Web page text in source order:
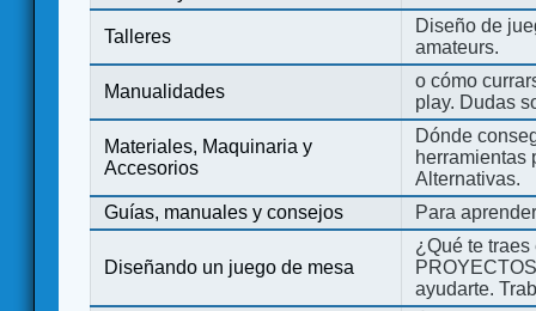
Talleres
Diseño de
amateurs.
Manualidades
o cómo
play. Dudas
Materiales, Maquinaria y
Accesorios
Dónde
herramientas
Alternativas.
Guías, manuales y consejos
Para
Diseñando un juego de mesa
¿Qué te
ayudarte.